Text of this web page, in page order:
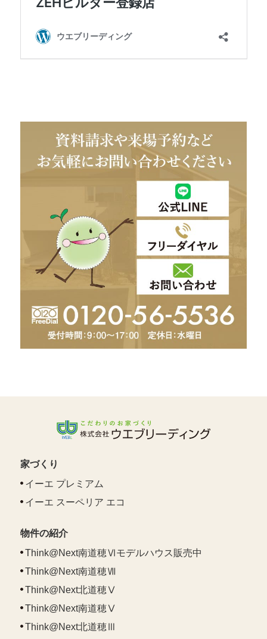
家づくり
イーエ プレミアム
イーエ スーペリア エコ
物件の紹介
Think@Next南道穂Ⅵモデルハウス販売中
Think@Next南道穂Ⅶ
Think@Next北道穂Ⅴ
Think@Next南道穂Ⅴ
Think@Next北道穂Ⅲ